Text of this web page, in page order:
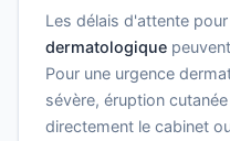
Les délais d'attente pour
dermatologique
Pour une urgence
sévère, éruption
directement le cabinet